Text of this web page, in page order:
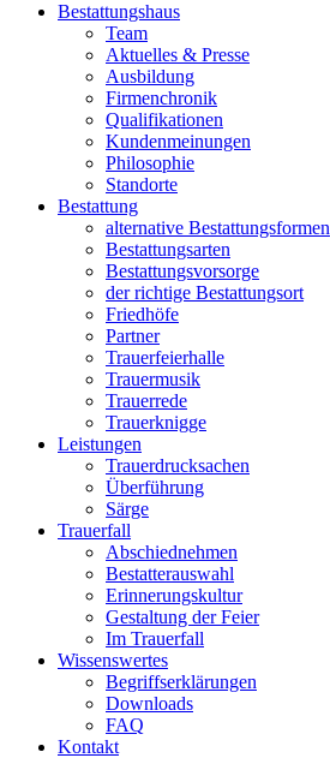
Bestattungshaus
Team
Aktuelles & Presse
Ausbildung
Firmenchronik
Qualifikationen
Kundenmeinungen
Philosophie
Standorte
Bestattung
alternative Bestattungsformen
Bestattungsarten
Bestattungsvorsorge
der richtige Bestattungsort
Friedhöfe
Partner
Trauerfeierhalle
Trauermusik
Trauerrede
Trauerknigge
Leistungen
Trauerdrucksachen
Überführung
Särge
Trauerfall
Abschiednehmen
Bestatterauswahl
Erinnerungskultur
Gestaltung der Feier
Im Trauerfall
Wissenswertes
Begriffserklärungen
Downloads
FAQ
Kontakt